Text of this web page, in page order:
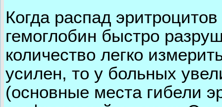
Когда распад
гемоглобин быстро
количество легко
усилен, то у больных
(основные места гибели